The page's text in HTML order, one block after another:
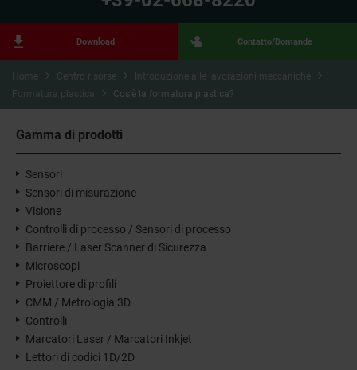
Home Centro risorse
Introduzione alle lavorazioni meccaniche
Formatura plastica
Cos'è la formatura plastica?
Download Contatto/Domande
Gamma di prodotti
Sensori
Sensori di misurazione
Visione
Controlli di processo / Sensori di processo
Barriere / Laser Scanner di Sicurezza
Microscopi
Proiettore di profili
CMM / Metrologia 3D
Controlli
Marcatori Laser / Marcatori Inkjet
Lettori di codici 1D/2D